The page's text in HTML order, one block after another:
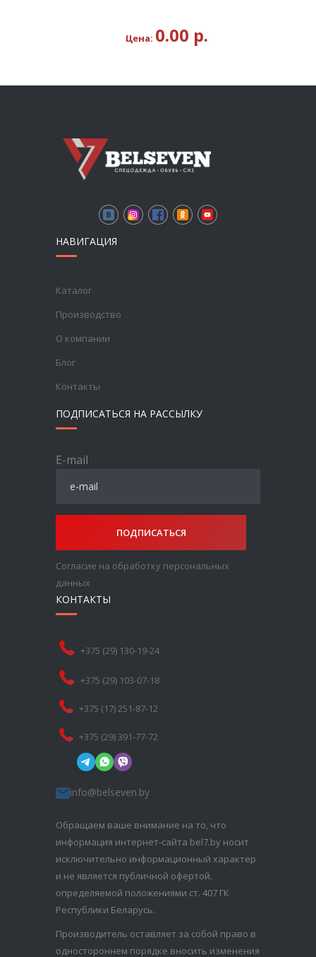
Цена: 0.00 р.
НАВИГАЦИЯ
Каталог
Производство
О компании
Блог
Контакты
ПОДПИСАТЬСЯ НА РАССЫЛКУ
E-mail
ПОДПИСАТЬСЯ
Согласие на обработку персональных
данных
КОНТАКТЫ
+375 (29) 130-19-24
+375 (29) 103-07-18
+375 (17) 251-87-12
+375 (29) 391-77-72
info@belseven.by
Обращаем ваше внимание на то, что
информация интернет-сайта bel7.by носит
исключительно информационный характер
и не является публичной офертой,
определяемой положениями ст. 407 ГК
Республики Беларусь.
Производитель оставляет за собой право в
одностороннем порядке вносить изменения